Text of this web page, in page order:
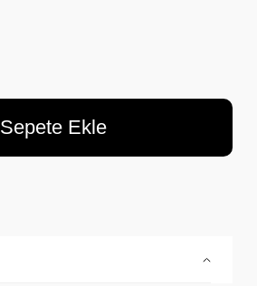
Sepete Ekle